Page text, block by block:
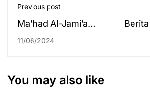
Previous post
Ma’had Al-Jami’ah
Berikan
Menarik
11/06/2024
Berita
You may also like